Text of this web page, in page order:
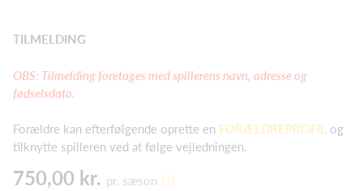
TILMELDING
OBS: Tilmelding foretages med spillerens navn, adresse og
fødselsdato.
Forældre kan efterfølgende oprette en FORÆLDREPROFIL og
tilknytte spilleren ved at følge vejledningen.
750,00 kr. pr. sæson